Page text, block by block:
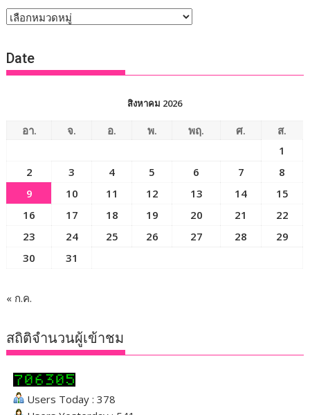
หัวข้อ
Date
สิงหาคม 2026
อา. จ. อ. พ. พฤ. ศ.
ส.
1
2
3 4 5 6 7
8
9
10 11 12 13 14
15
16
17 18 19 20 21
22
23
24 25 26 27 28
29
30
31
« ก.ค.
สถิติจำนวนผู้เข้าชม
Users Today : 378